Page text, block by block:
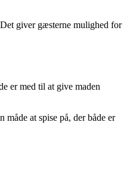
giver gæsterne mulighed for
er med til at give maden
måde at spise på, der både er